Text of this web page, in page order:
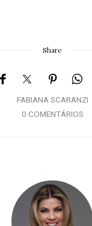
Share
FABIANA SCARANZI
0 COMENTÁRIOS